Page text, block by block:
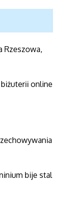
Rzeszowa,
online
bije stal